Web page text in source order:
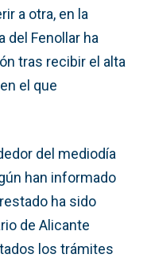
a otra, en la
del Fenollar ha
tras recibir el alta
el que
del mediodía
han informado
ha sido
de Alicante
los trámites